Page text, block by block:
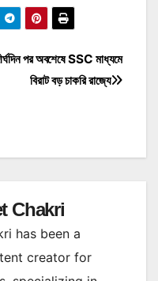
পর অবশেষে SSC মাধ্যমে
বিরাট বড় চাকরি রাজ্যে
Chakri
has been a
creator for